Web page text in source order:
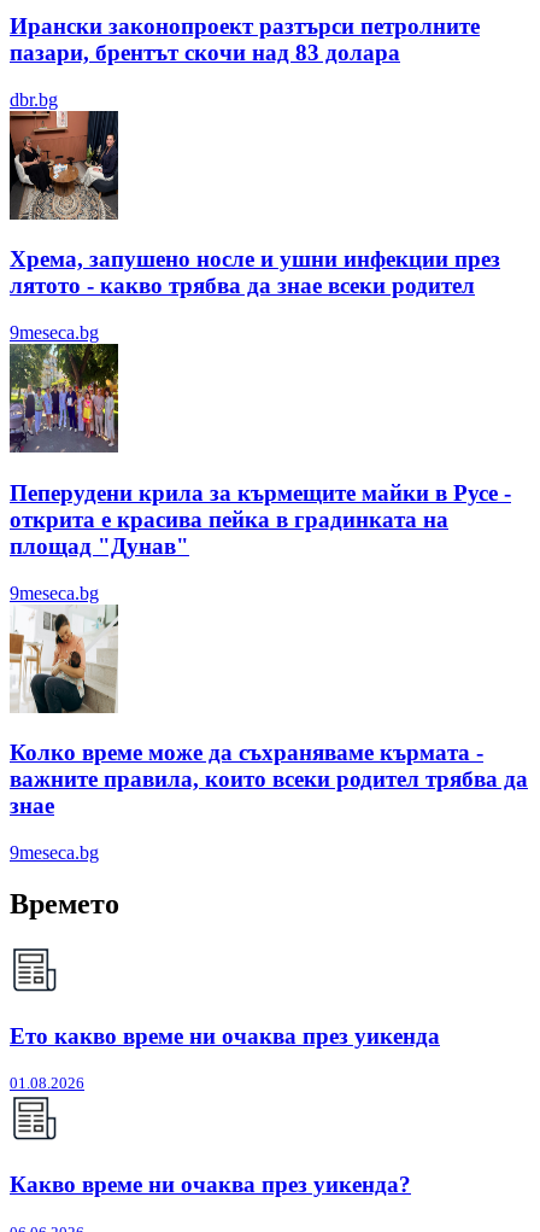
Ирански законопроект разтърси петролните
пазари, брентът скочи над 83 долара
dbr.bg
Хрема, запушено носле и ушни инфекции през
лятотo - какво трябва да знае всеки родител
9meseca.bg
Пеперудени крила за кърмещите майки в Русе -
открита е красива пейка в градинката на
площад "Дунав"
9meseca.bg
Колко време може да съхраняваме кърмата -
важните правила, които всеки родител трябва да
знае
9meseca.bg
Времето
Ето какво време ни очаква през уикенда
01.08.2026
Какво време ни очаква през уикенда?